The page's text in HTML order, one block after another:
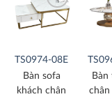
Thích
TS0974-08E
Bàn sofa
khách chân
Bàn
chân